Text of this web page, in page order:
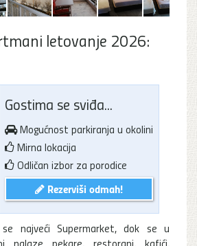
letovanje 2026:
Gostima se sviđa...
Mogućnost parkiranja u okolini
Mirna lokacija
Odličan izbor za porodice
Rezerviši odmah!
najveći Supermarket, dok se u
nalaze pekare, restorani, kafići,